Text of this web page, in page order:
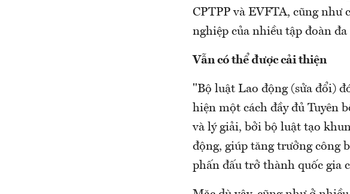
CPTPP và EVFTA, cũng như
nghiệp của nhiều tập đoàn đa
Vẫn có thể được cải thiện
"Bộ luật Lao động (sửa đổi)
hiện một cách đầy đủ Tuyên
và lý giải, bởi bộ luật tạo
động, giúp tăng trưởng công
phấn đấu trở thành quốc gia